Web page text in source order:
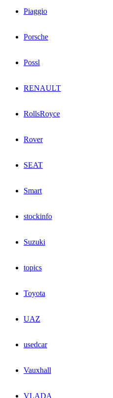
Piaggio
Porsche
Possl
RENAULT
RollsRoyce
Rover
SEAT
Smart
stockinfo
Suzuki
topics
Toyota
UAZ
usedcar
Vauxhall
VLADA